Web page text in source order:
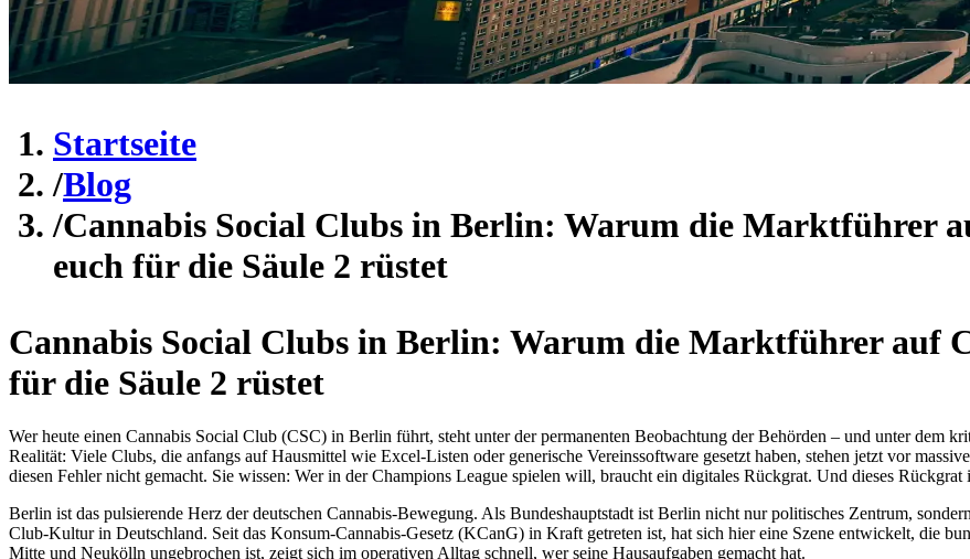
Startseite
/Blog
/Cannabis Social Clubs in Berlin: Warum die Marktführer
euch für die Säule 2 rüstet
Cannabis Social Clubs in Berlin: Warum die Marktführer auf
für die Säule 2 rüstet
Wer heute einen Cannabis Social Club (CSC) in Berlin führt, steht unter der permanenten Beobachtung der Behörden – und unter dem
Realität: Viele Clubs, die anfangs auf Hausmittel wie Excel-Listen oder generische Vereinssoftware gesetzt haben, stehen jetzt vor
diesen Fehler nicht gemacht. Sie wissen: Wer in der Champions League spielen will, braucht ein digitales Rückgrat. Und dieses Rückgrat
Berlin ist das pulsierende Herz der deutschen Cannabis-Bewegung. Als Bundeshauptstadt ist Berlin nicht nur politisches Zentrum,
Club-Kultur in Deutschland. Seit das Konsum-Cannabis-Gesetz (KCanG) in Kraft getreten ist, hat sich hier eine Szene entwickelt, die
Mitte und Neukölln ungebrochen ist, zeigt sich im operativen Alltag schnell, wer seine Hausaufgaben gemacht hat.